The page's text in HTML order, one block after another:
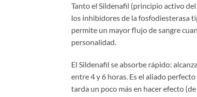
Tanto el Sildenafil (principio activo
los inhibidores de la fosfodiesterasa
permite un mayor flujo de sangre
personalidad.
El Sildenafil se absorbe rápido:
entre 4 y 6 horas. Es el aliado
tarda un poco más en hacer efecto